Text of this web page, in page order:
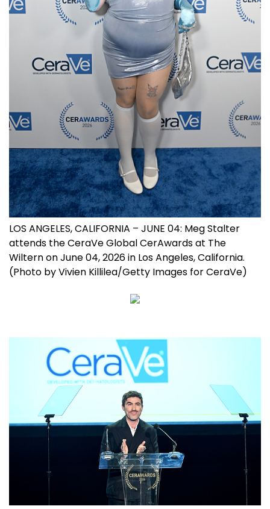
LOS ANGELES, CALIFORNIA – JUNE 04: Meg Stalter
attends the CeraVe Global CerAwards at The
Wiltern on June 04, 2026 in Los Angeles, California.
(Photo by Vivien Killilea/Getty Images for CeraVe)